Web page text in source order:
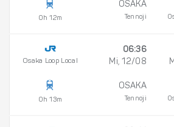
0h 12m
OSAKA
Tennoji
Osaka Loop Local
0h 13m
06:36
Mi, 12/08
OSAKA
Tennoji